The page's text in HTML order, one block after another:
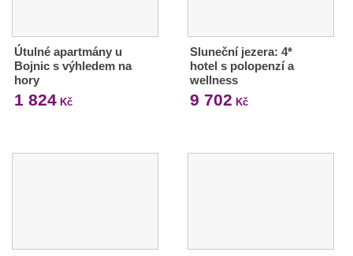
Útulné apartmány u
Bojnic s výhledem na
hory
1 824 Kč
Sluneční jezera: 4*
hotel s polopenzí a
wellness
9 702 Kč